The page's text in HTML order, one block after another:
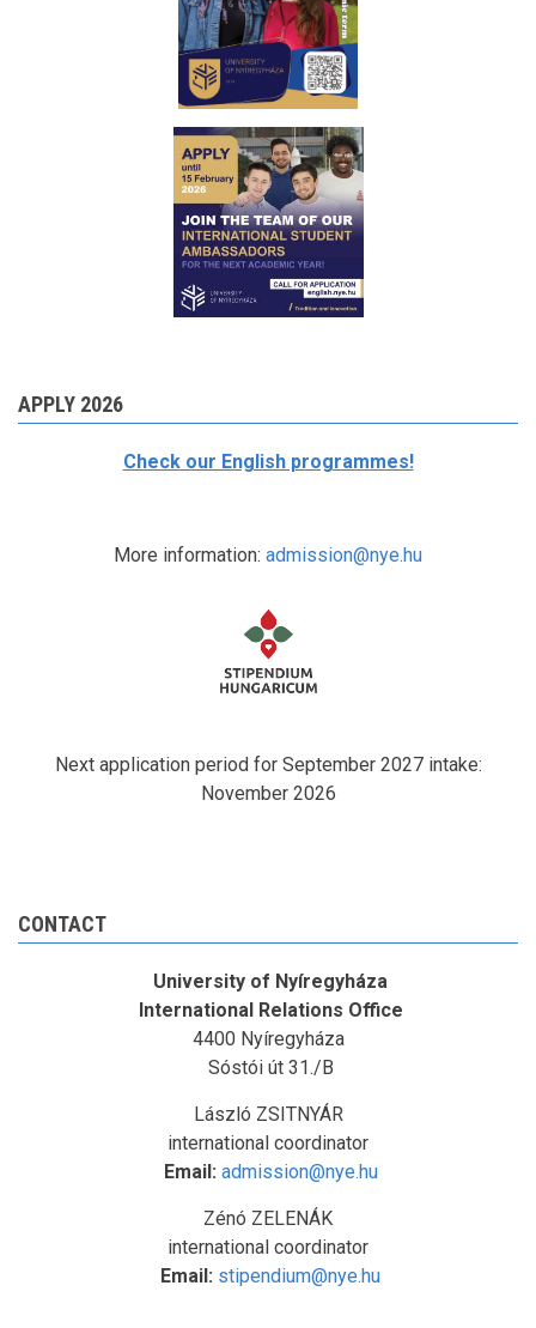
APPLY 2026
Check our English programmes!
More information: admission@nye.hu
Next application period for September 2027 intake:
November 2026
CONTACT
University of Nyíregyháza
International Relations Office
4400 Nyíregyháza
Sóstói út 31./B
László ZSITNYÁR
international coordinator
Email: admission@nye.hu
Zénó ZELENÁK
international coordinator
Email: stipendium@nye.hu